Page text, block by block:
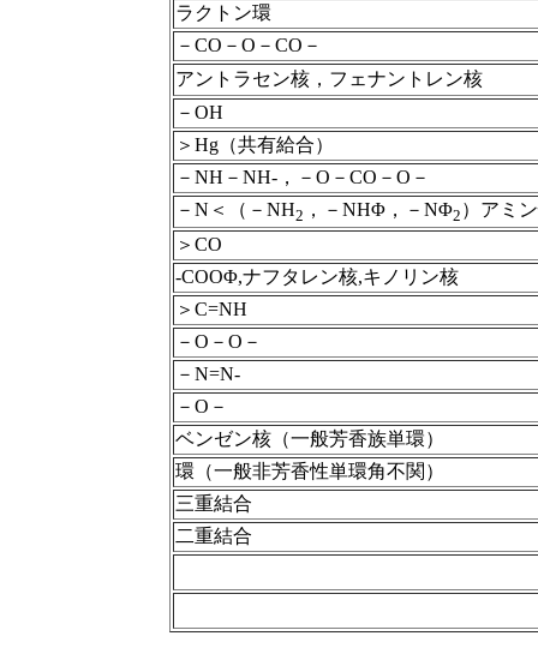
ラクトン環
－CO－O－CO－
アントラセン核，フェナントレン核
－OH
＞Hg（共有給合）
－NH－NH-，－O－CO－O－
－N＜（－NH2 ，－NHΦ，－NΦ2 ）アミ
＞CO
-COOΦ,ナフタレン核,キノリン核
＞C=NH
－O－O－
－N=N-
－O－
ベンゼン核（一般芳香族単環）
環（一般非芳香性単環角不関）
三重結合
二重結合